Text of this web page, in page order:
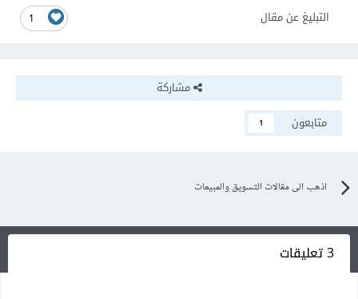
1 التبليغ عن مقال
مشاركة
متابعون
1
اذهب الى مقالات التسويق والمبيعات
3 تعليقات